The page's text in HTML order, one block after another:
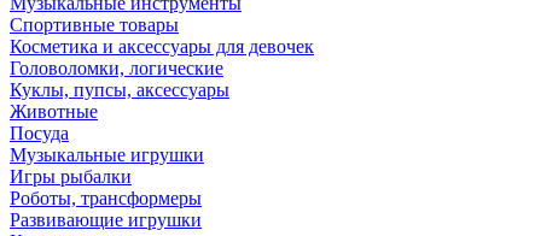
Спортивные товары
Косметика и аксессуары для девочек
Головоломки, логические
Куклы, пупсы, аксессуары
Животные
Посуда
Музыкальные игрушки
Игры рыбалки
Роботы, трансформеры
Развивающие игрушки